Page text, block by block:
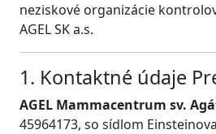
neziskové organizácie
AGEL SK a.s.
1. Kontaktné údaje
AGEL Mammacentrum sv.
45964173, so sídlom